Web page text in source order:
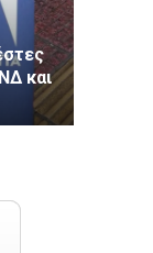
και